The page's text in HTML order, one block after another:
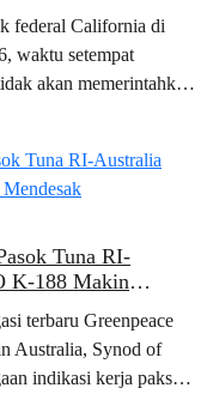
federal California di
waktu setempat
akan memerintahkan
Tuna RI-
K-188 Makin
terbaru Greenpeace
Australia, Synod of
indikasi kerja paksa